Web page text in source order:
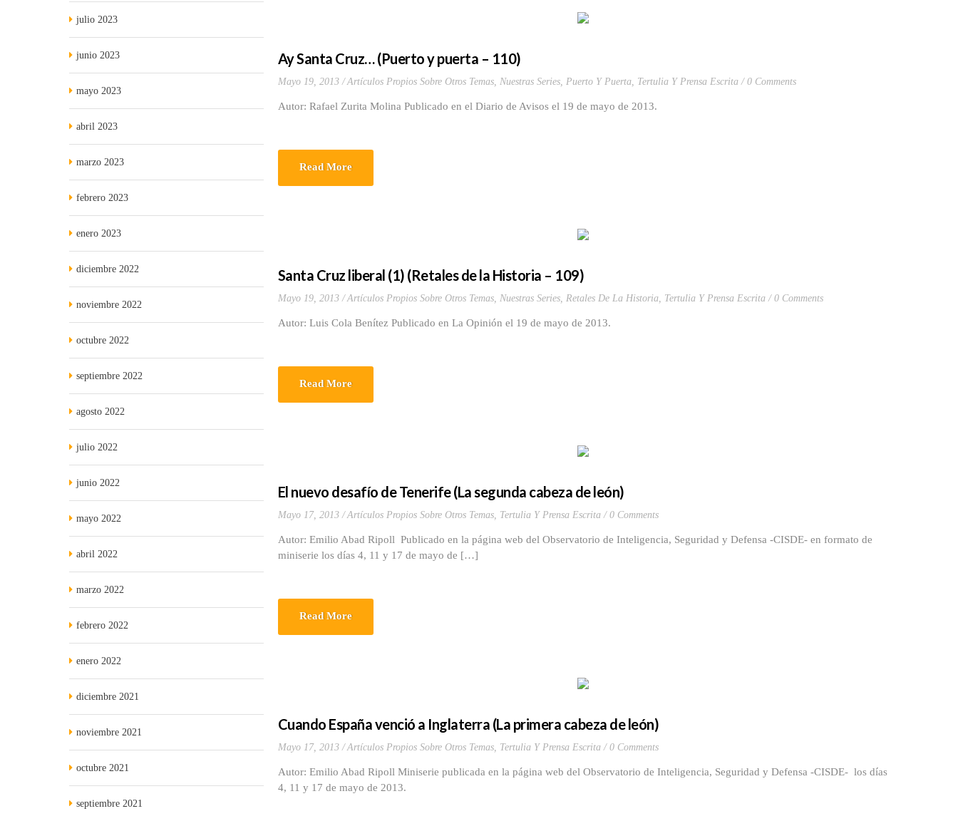
Ay Santa Cruz… (Puerto y puerta – 110)
Mayo 19, 2013 Artículos Propios Sobre Otros Temas, Nuestras Series, Puerto Y Puerta, Tertulia Y Prensa Escrita 0 Comments
Autor: Rafael Zurita Molina Publicado en el Diario de Avisos el 19 de mayo de 2013.
Read More
Santa Cruz liberal (1) (Retales de la Historia – 109)
Mayo 19, 2013 Artículos Propios Sobre Otros Temas, Nuestras Series, Retales De La Historia, Tertulia Y Prensa Escrita 0 Comments
Autor: Luis Cola Benítez Publicado en La Opinión el 19 de mayo de 2013.
Read More
El nuevo desafío de Tenerife (La segunda cabeza de león)
Mayo 17, 2013 Artículos Propios Sobre Otros Temas, Tertulia Y Prensa Escrita 0 Comments
Autor: Emilio Abad Ripoll Publicado en la página web del Observatorio de Inteligencia, Seguridad y Defensa -CISDE- en formato de
miniserie los días 4, 11 y 17 de mayo de […]
Read More
Cuando España venció a Inglaterra (La primera cabeza de león)
Mayo 17, 2013 Artículos Propios Sobre Otros Temas, Tertulia Y Prensa Escrita 0 Comments
Autor: Emilio Abad Ripoll Miniserie publicada en la página web del Observatorio de Inteligencia, Seguridad y Defensa -CISDE- los días
4, 11 y 17 de mayo de 2013.
julio 2023
junio 2023
mayo 2023
abril 2023
marzo 2023
febrero 2023
enero 2023
diciembre 2022
noviembre 2022
octubre 2022
septiembre 2022
agosto 2022
julio 2022
junio 2022
mayo 2022
abril 2022
marzo 2022
febrero 2022
enero 2022
diciembre 2021
noviembre 2021
octubre 2021
septiembre 2021